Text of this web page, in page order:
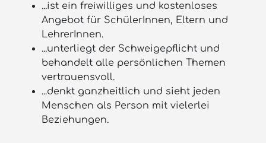
...ist ein freiwilliges und kostenloses
Angebot für SchülerInnen, Eltern und
LehrerInnen.
...unterliegt der Schweigepflicht und
behandelt alle persönlichen Themen
vertrauensvoll.
...denkt ganzheitlich und sieht jeden
Menschen als Person mit vielerlei
Beziehungen.